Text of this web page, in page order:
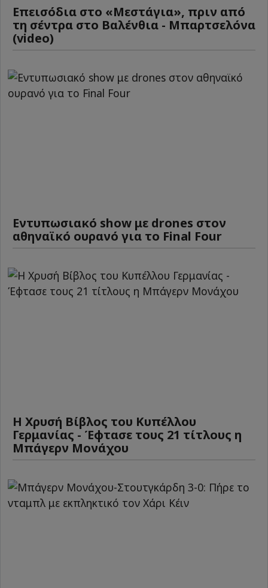
Επεισόδια στο «Μεστάγια», πριν από
τη σέντρα στο Βαλένθια - Μπαρτσελόνα
(video)
Εντυπωσιακό show με drones στον
αθηναϊκό ουρανό για το Final Four
Η Χρυσή Βίβλος του Κυπέλλου
Γερμανίας - Έφτασε τους 21 τίτλους η
Μπάγερν Μονάχου